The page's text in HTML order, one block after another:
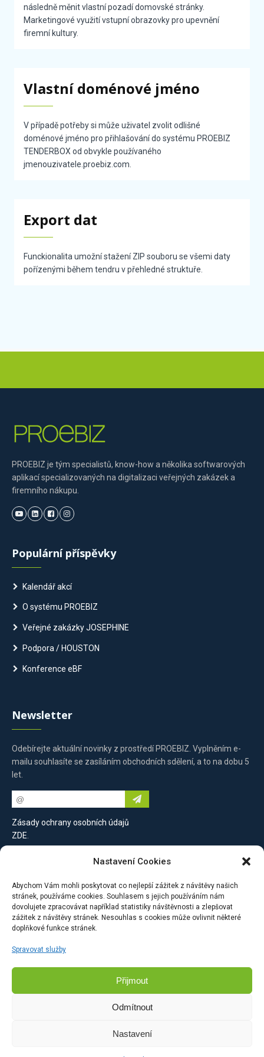
Nastavení Cookies
Abychom Vám mohli poskytovat co nejlepší zážitek z návštěvy našich
stránek, používáme cookies. Souhlasem s jejich používáním nám
dovolujete zpracovávat například statistiky návštěvnosti a zlepšovat
zážitek z návštěvy stránek. Nesouhlas s cookies může ovlivnit některé
doplňkové funkce stránek.
Spravovat služby
Přijmout
Odmítnout
Nastavení
následně měnit vlastní pozadí domovské stránky.
Marketingové využití vstupní obrazovky pro upevnění
firemní kultury.
Vlastní doménové jméno
V případě potřeby si může uživatel zvolit odlišné
doménové jméno pro přihlašování do systému PROEBIZ
TENDERBOX od obvykle používaného
jmenouzivatele.proebiz.com.
Export dat
Funckionalita umožní stažení ZIP souboru se všemi daty
pořízenými během tendru v přehledné struktuře.
PROEBIZ je tým specialistů, know-how a několika softwarových
aplikací specializovaných na digitalizaci veřejných zakázek a
firemního nákupu.
Populární příspěvky
Kalendář akcí
O systému PROEBIZ
Veřejné zakázky JOSEPHINE
Podpora / HOUSTON
Konference eBF
Newsletter
Odebírejte aktuální novinky z prostředí PROEBIZ. Vyplněním e-
mailu souhlasíte se zasíláním obchodních sdělení, a to na dobu 5
let.
Zásady ochrany osobních údajů
ZDE
PROEBIZ s.r.o.
Masarykovo náměstí 52/33
702 00 Moravská Ostrava
Česká republika